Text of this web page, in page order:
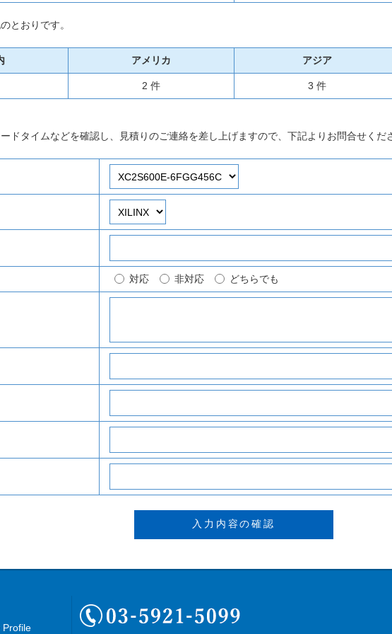
とおりです。
アメリカ アジア
2 件 3 件
ドタイムなどを確認し、見積りのご連絡を差し上げますので、下記よりお問合せくだ
対応 非対応 どちらでも
Profile